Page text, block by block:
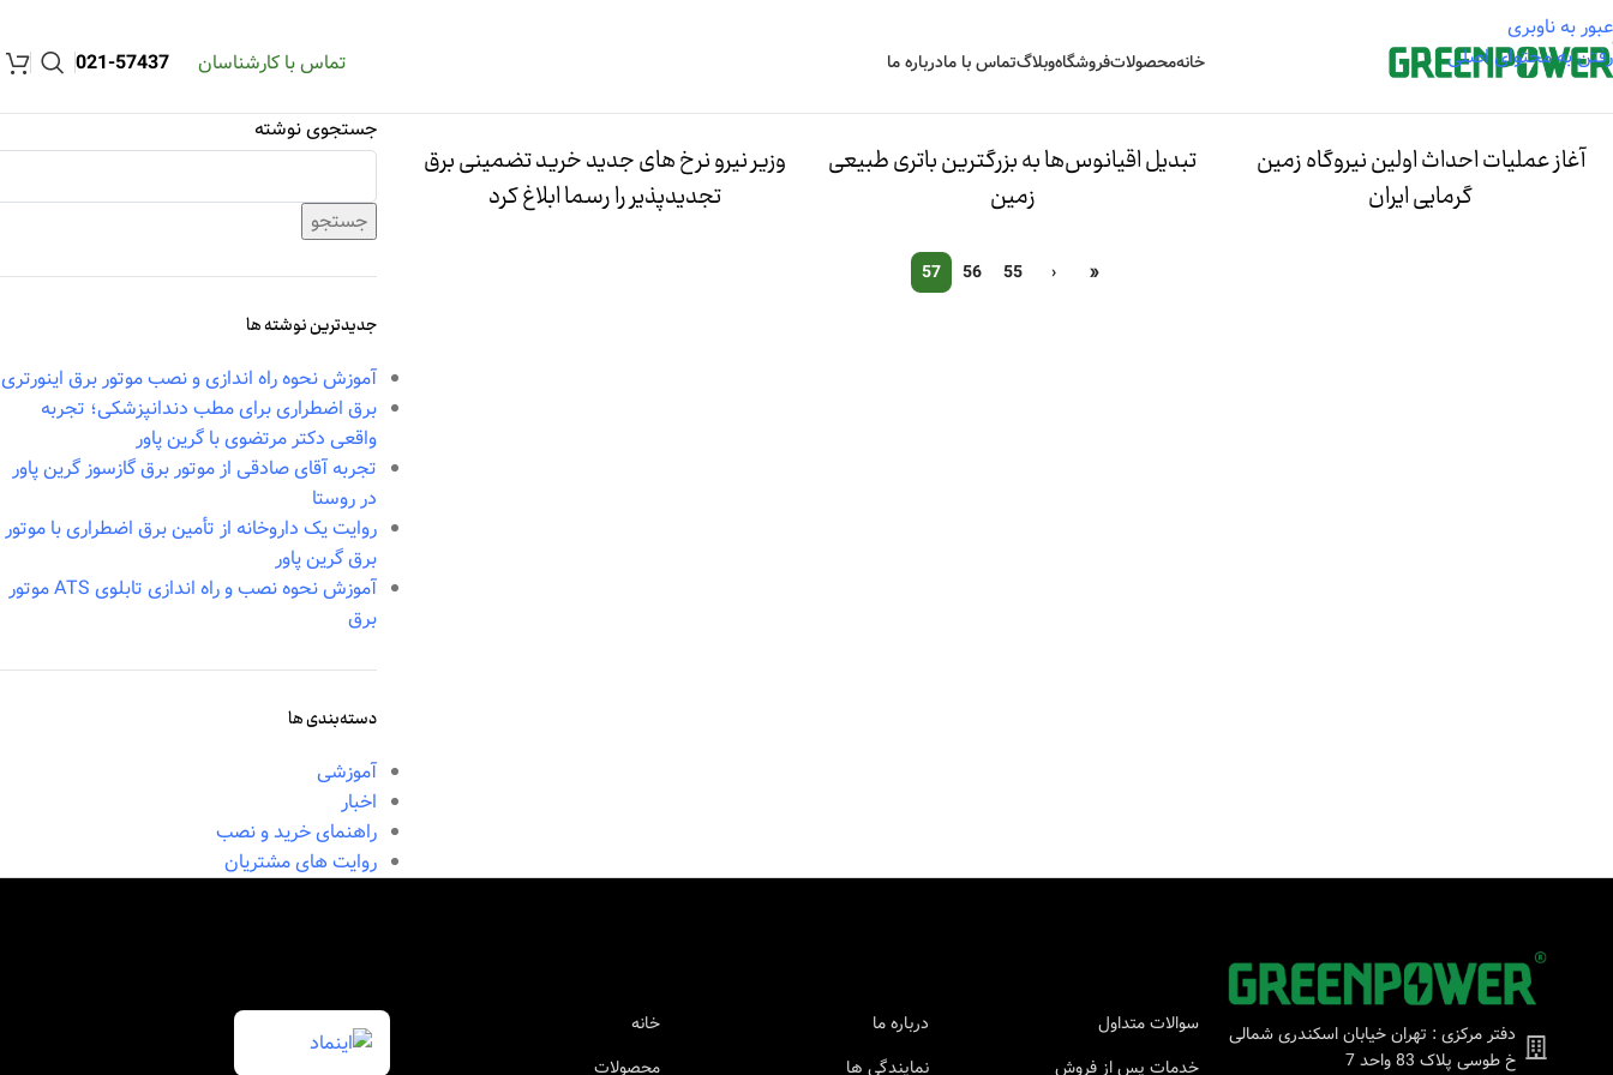
عبور به ناوبری
رفتن به محتوای اصلی
خانهمحصولاتفروشگاهوبلاگتماس با مادرباره ما تماس با کارشناسان 57437-021
آغاز عملیات احداث اولین نیروگاه زمین
گرمایی ایران
تبدیل اقیانوس‌ها به بزرگترین باتری طبیعی
زمین
وزیر نیرو نرخ های جدید خريد تضمينی برق
تجدیدپذیر را رسما ابلاغ کرد
«
‹
55
56
57
جستجوی نوشته
جستجو
جدیدترین نوشته ها
آموزش نحوه راه اندازی و نصب موتور برق اینورتری
برق اضطراری برای مطب دندانپزشکی؛ تجربه
واقعی دکتر مرتضوی با گرین پاور
تجربه آقای صادقی از موتور برق گازسوز گرین پاور
در روستا
روایت یک داروخانه از تأمین برق اضطراری با موتور
برق گرین پاور
آموزش نحوه نصب و راه اندازی تابلوی ATS موتور
برق
دسته‌بندی ها
آموزشی
اخبار
راهنمای خرید و نصب
روایت های مشتریان
دفتر مرکزی : تهران خیابان اسکندری شمالی
خ طوسی پلاک 83 واحد 7
سوالات متداول
خدمات پس از فروش
درباره ما
نمایندگی ها
خانه
محصولات